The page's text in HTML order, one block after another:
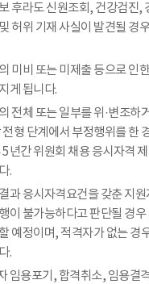
후라도 신원조회, 건강검진,
허위 기재 사실이 발견될 경
미비 또는 미제출 등으로 인
게 됩니다.
전체 또는 일부를 위·변조하
전형 단계에서 부정행위를 한
5년간 위원회 채용 응시자격
.
과 응시자격요건을 갖춘 지원
이 불가능하다고 판단될 경우
예정이며, 적격자가 없는 경
.
임용포기, 합격취소, 임용결